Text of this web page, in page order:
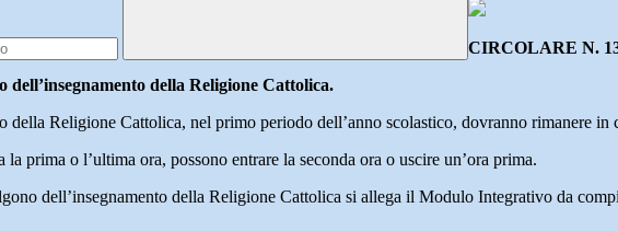
CIRCOLARE N.
della Religione Cattolica.
della Religione Cattolica, nel primo periodo dell’anno scolastico, dovranno rimanere in
prima o l’ultima ora, possono entrare la seconda ora o uscire un’ora prima.
dell’insegnamento della Religione Cattolica si allega il Modulo Integrativo da